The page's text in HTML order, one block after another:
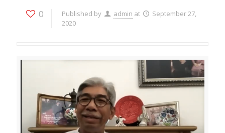
0 Published by admin at
September 27,
2020